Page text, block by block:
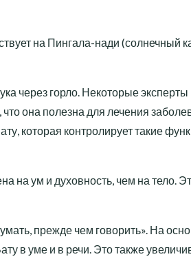
на Пингала-нади (солнечный
через горло. Некоторые эксперты
она полезна для лечения
которая контролирует такие
ум и духовность, чем на тело.
прежде чем говорить». На
в уме и в речи. Это также